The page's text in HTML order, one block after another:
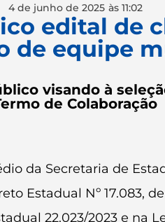
4 de junho de 2025 às 11:02
edital de
de equipe
visando à
de Colaboração
da Secretaria de
Estadual Nº 17.083, de
22.023/2023 e na